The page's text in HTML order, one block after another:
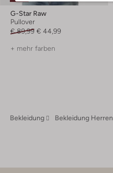
G-Star Raw
Pullover
€ 89,99 € 44,99
+ mehr farben
Bekleidung Bekleidung Herren